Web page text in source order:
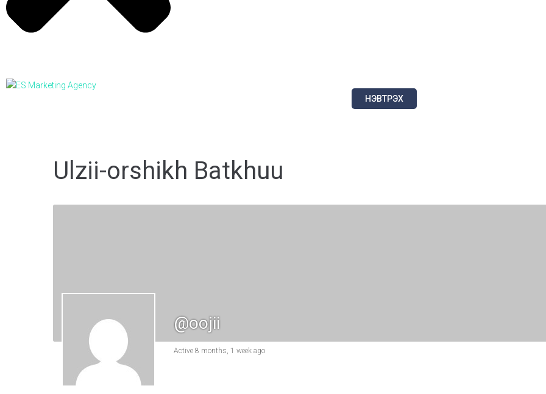
НЭВТРЭХ
Ulzii-orshikh Batkhuu
@oojii
Active 8 months, 1 week ago